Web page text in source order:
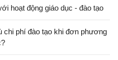
hoạt động giáo dục - đào tạo
chi phí đào tạo khi đơn phương